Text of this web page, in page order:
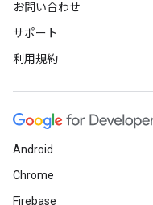
お問い合わせ
サポート
利用規約
Android
Chrome
Firebase